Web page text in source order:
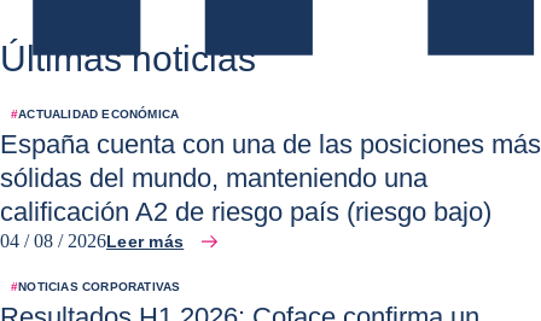
Últimas noticias
#ACTUALIDAD ECONÓMICA
España cuenta con una de las posiciones más
sólidas del mundo, manteniendo una
calificación A2 de riesgo país (riesgo bajo)
04 / 08 / 2026Leer más
#NOTICIAS CORPORATIVAS